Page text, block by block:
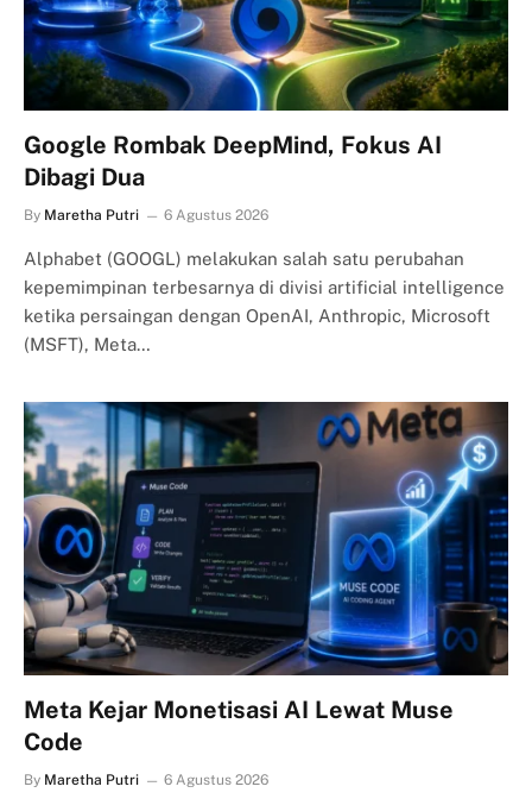
Google Rombak DeepMind, Fokus AI
Dibagi Dua
By Maretha Putri 6 Agustus 2026
Alphabet (GOOGL) melakukan salah satu perubahan
kepemimpinan terbesarnya di divisi artificial intelligence
ketika persaingan dengan OpenAI, Anthropic, Microsoft
(MSFT), Meta…
Meta Kejar Monetisasi AI Lewat Muse
Code
By Maretha Putri 6 Agustus 2026